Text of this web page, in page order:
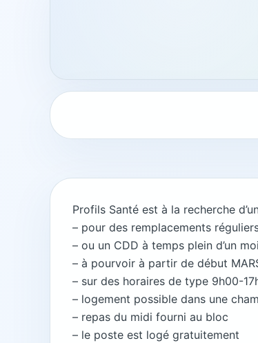
Profils Santé est à la recherche
– pour des remplacements
– ou un CDD à temps plein d’un
– à pourvoir à partir de début
– sur des horaires de type 9h00-
– logement possible dans une
– repas du midi fourni au bloc
– le poste est logé gratuitement